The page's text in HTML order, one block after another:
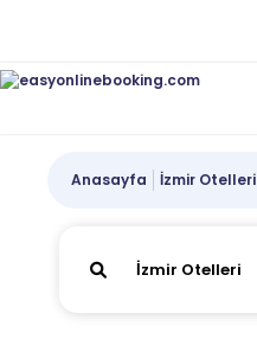
Anasayfa İzmir Otelleri